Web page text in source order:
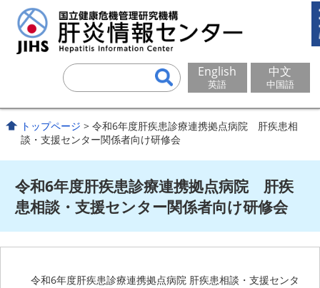
English
英語
中文
中国語
トップページ > 令和6年度肝疾患診療連携拠点病院 肝疾患相
談・支援センター関係者向け研修会
令和6年度肝疾患診療連携拠点病院 肝疾
患相談・支援センター関係者向け研修会
令和6年度肝疾患診療連携拠点病院 肝疾患相談・支援センタ